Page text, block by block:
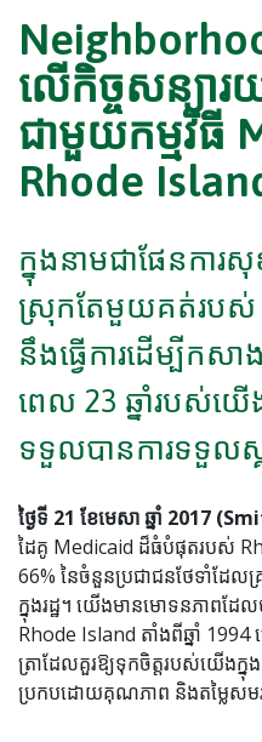
លើកិច្ចសន្យារ
ជាមួយកម្មវិធី
Rhode
ក្នុងនាមជាផែនការ
ស្រុកតែមួយគត់របស់
នឹងធ្វើការដើម្បីក
ពេល 23 ឆ្នាំរបស់យ
ទទួលបានការទទួលស្
ថ្ងៃទី 21 ខែមេសា ឆ្នាំ 2017
ដៃគូ Medicaid ដ៏ធំបំផុតរបស់
66% នៃចំនួនប្រជាជនថែទាំដែ
ក្នុងរដ្ឋ។ យើងមានមោទនភាពដ
Rhode Island តាំងពីឆ្នាំ
ត្រាដែលគួរឱ្យទុកចិត្តរបស់យើងក្នុ
ប្រកបដោយគុណភាព និងតម្លៃស